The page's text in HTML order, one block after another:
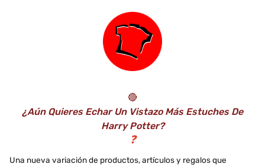
🔴
¿Aún Quieres Echar Un Vistazo Más Estuches De
Harry Potter?
❓
Una nueva variación de productos, artículos y regalos que